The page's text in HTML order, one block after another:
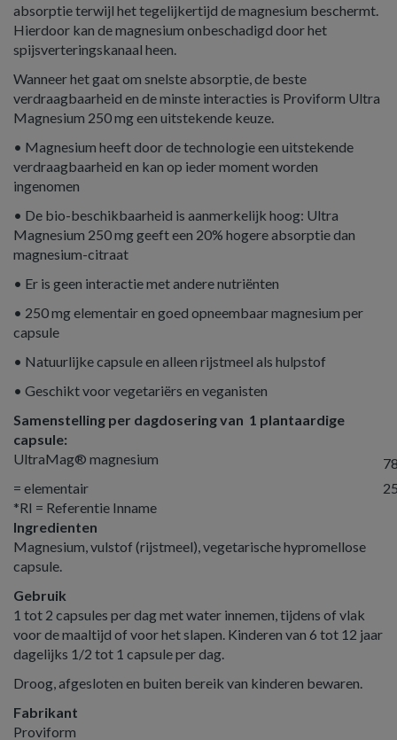
absorptie terwijl het tegelijkertijd de magnesium beschermt.
Hierdoor kan de magnesium onbeschadigd door het
spijsverteringskanaal heen.
Wanneer het gaat om snelste absorptie, de beste
verdraagbaarheid en de minste interacties is Proviform Ultra
Magnesium 250 mg een uitstekende keuze.
• Magnesium heeft door de technologie een uitstekende
verdraagbaarheid en kan op ieder moment worden
ingenomen
• De bio-beschikbaarheid is aanmerkelijk hoog: Ultra
Magnesium 250 mg geeft een 20% hogere absorptie dan
magnesium-citraat
• Er is geen interactie met andere nutriënten
• 250 mg elementair en goed opneembaar magnesium per
capsule
• Natuurlijke capsule en alleen rijstmeel als hulpstof
• Geschikt voor vegetariërs en veganisten
Samenstelling per dagdosering van 1 plantaardige
capsule:
UltraMag® magnesium
= elementair
*RI = Referentie Inname
Ingredienten
Magnesium, vulstof (rijstmeel), vegetarische hypromellose
capsule.
Gebruik
1 tot 2 capsules per dag met water innemen, tijdens of vlak
voor de maaltijd of voor het slapen. Kinderen van 6 tot 12 jaar
dagelijks 1/2 tot 1 capsule per dag.
Droog, afgesloten en buiten bereik van kinderen bewaren.
Fabrikant
Proviform